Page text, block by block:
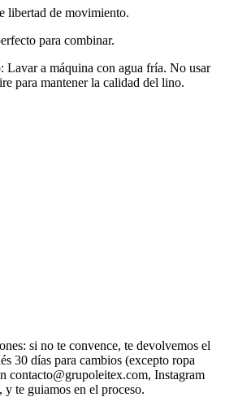
libertad de movimiento.
para combinar.
Lavar a máquina con agua fría. No usar
para mantener la calidad del lino.
si no te convence, te devolvemos el
30 días para cambios (excepto ropa
contacto@grupoleitex.com, Instagram
te guiamos en el proceso.